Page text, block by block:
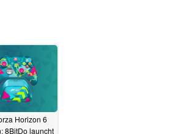
Horizon 6
8BitDo launcht